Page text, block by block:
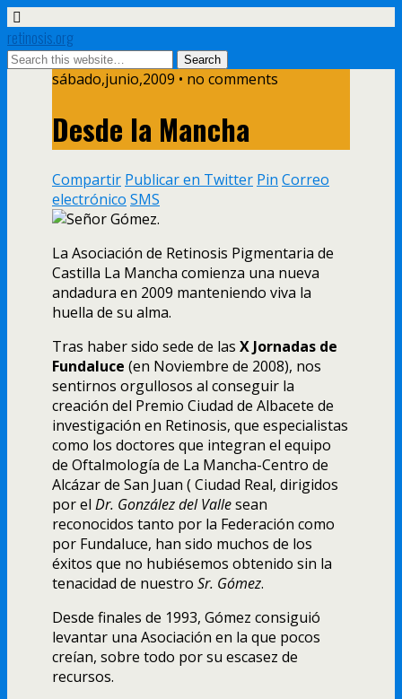
retinosis.org
sábado,junio,2009 • no comments
Desde la Mancha
Compartir Publicar en Twitter Pin Correo
electrónico SMS
La Asociación de Retinosis Pigmentaria de
Castilla La Mancha comienza una nueva
andadura en 2009 manteniendo viva la
huella de su alma.
Tras haber sido sede de las X Jornadas de
Fundaluce (en Noviembre de 2008), nos
sentirnos orgullosos al conseguir la
creación del Premio Ciudad de Albacete de
investigación en Retinosis, que especialistas
como los doctores que integran el equipo
de Oftalmologí­a de La Mancha-Centro de
Alcázar de San Juan ( Ciudad Real, dirigidos
por el Dr. González del Vallesean
reconocidos tanto por la Federación como
por Fundaluce, han sido muchos de los
éxitos que no hubiésemos obtenido sin la
tenacidad de nuestro Sr. Gómez.
Desde finales de 1993, Gómez consiguió
levantar una Asociación en la que pocos
creí­an, sobre todo por su escasez de
recursos.